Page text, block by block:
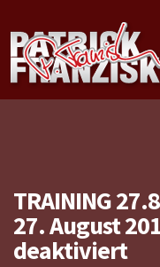
TRAINING
27. August
deaktiviertfür